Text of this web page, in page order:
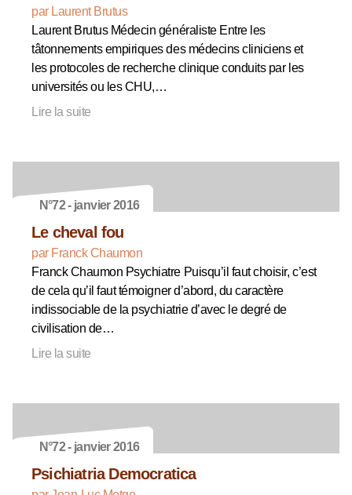
par Laurent Brutus
Laurent Brutus Médecin généraliste Entre les
tâtonnements empiriques des médecins cliniciens et
les protocoles de recherche clinique conduits par les
universités ou les CHU,…
Lire la suite
N°72 - janvier 2016
Le cheval fou
par Franck Chaumon
Franck Chaumon Psychiatre Puisqu’il faut choisir, c’est
de cela qu’il faut témoigner d’abord, du caractère
indissociable de la psychiatrie d’avec le degré de
civilisation de…
Lire la suite
N°72 - janvier 2016
Psichiatria Democratica